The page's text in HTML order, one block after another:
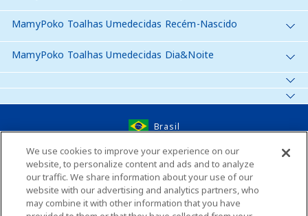
MamyPoko Toalhas Umedecidas Recém-Nascido
MamyPoko Toalhas Umedecidas Dia&Noite
Brasil
Fale conosco
Global Website
We use cookies to improve your experience on our
website, to personalize content and ads and to analyze
our traffic. We share information about your use of our
website with our advertising and analytics partners, who
may combine it with other information that you have